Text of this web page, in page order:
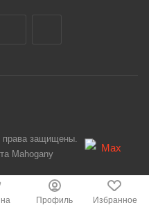
Профиль Избранное
защищены.
Mahogany